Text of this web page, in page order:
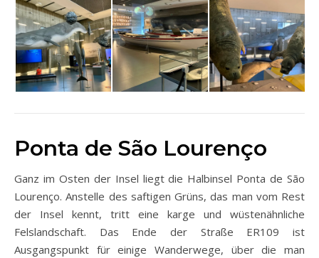
Ponta de São Lourenço
Ganz im Osten der Insel liegt die Halbinsel Ponta de São
Lourenço. Anstelle des saftigen Grüns, das man vom Rest
der Insel kennt, tritt eine karge und wüstenähnliche
Felslandschaft. Das Ende der Straße ER109 ist
Ausgangspunkt für einige Wanderwege, über die man